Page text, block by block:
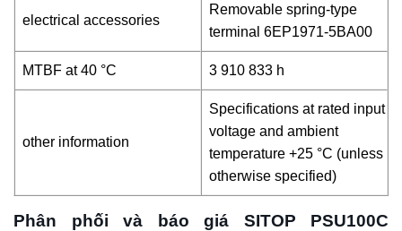
electrical accessories
Removable spring-type
terminal 6EP1971-5BA00
MTBF at 40 °C 3 910 833 h
other information
Specifications at rated input
voltage and ambient
temperature +25 °C (unless
otherwise specified)
Phân phối và báo giá SITOP PSU100C